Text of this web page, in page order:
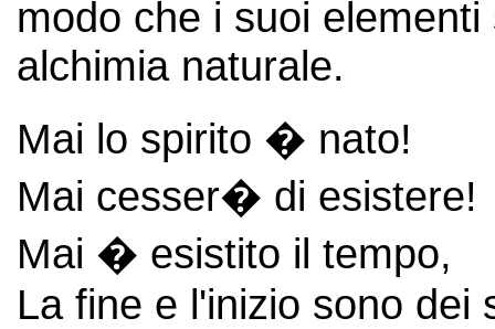
modo che i suoi
alchimia naturale.
Mai lo spirito � nato!
Mai cesser� di esistere!
Mai � esistito il tempo,
La fine e l'inizio sono dei